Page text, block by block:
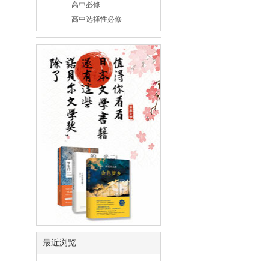
高中必修
高中选择性必修
最近浏览